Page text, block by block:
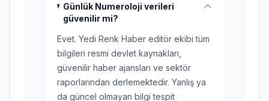
Günlük Numeroloji verileri
güvenilir mi?
Evet. Yedi Renk Haber editör ekibi tüm
bilgileri resmi devlet kaynakları,
güvenilir haber ajansları ve sektör
raporlarından derlemektedir. Yanlış ya
da güncel olmayan bilgi tespit